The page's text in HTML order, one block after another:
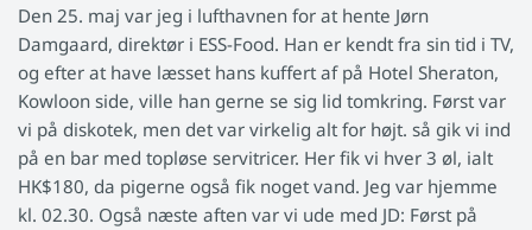
Den 25. maj var jeg i lufthavnen for at hente Jørn
Damgaard, direktør i ESS-Food. Han er kendt fra sin tid i TV,
og efter at have læsset hans kuffert af på Hotel Sheraton,
Kowloon side, ville han gerne se sig lid tomkring. Først var
vi på diskotek, men det var virkelig alt for højt. så gik vi ind
på en bar med topløse servitricer. Her fik vi hver 3 øl, ialt
HK$180, da pigerne også fik noget vand. Jeg var hjemme
kl. 02.30. Også næste aften var vi ude med JD: Først på